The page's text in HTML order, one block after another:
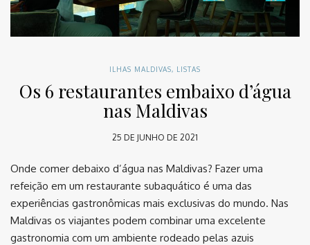
ILHAS MALDIVAS, LISTAS
Os 6 restaurantes embaixo d’água
nas Maldivas
25 DE JUNHO DE 2021
Onde comer debaixo d’água nas Maldivas? Fazer uma
refeição em um restaurante subaquático é uma das
experiências gastronômicas mais exclusivas do mundo. Nas
Maldivas os viajantes podem combinar uma excelente
gastronomia com um ambiente rodeado pelas azuis